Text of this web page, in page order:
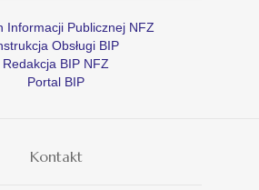
Informacji Publicznej NFZ
Obsługi BIP
Redakcja BIP NFZ
Portal BIP
Kontakt